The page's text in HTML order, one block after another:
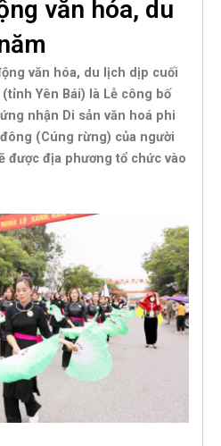
văn hóa, du
văn hóa, du lịch dịp cuối
Yên Bái) là Lễ công bố
nhận Di sản văn hoá phi
(Cúng rừng) của người
được địa phương tổ chức vào